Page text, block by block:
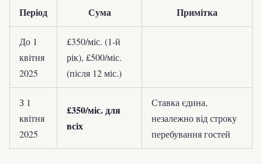
Період Сума Примітка
До 1
квітня
2025
£350/міс. (1-й
рік), £500/міс.
(після 12 міс.)
З 1
квітня
2025
£350/міс. для
всіх
Ставка єдина,
незалежно від строку
перебування гостей